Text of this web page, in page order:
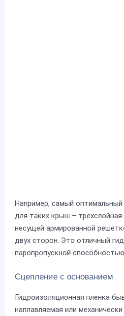
Например, самый оптимальный
для таких крыш – трехслойная
несущей армированной
двух сторон. Это отличный
паропропускной
Сцепление с основанием
Гидроизоляционная пленка
наплавляемая или